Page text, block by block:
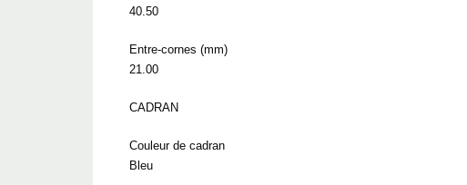
40.50
Entre-cornes (mm)
21.00
CADRAN
Couleur de cadran
Bleu